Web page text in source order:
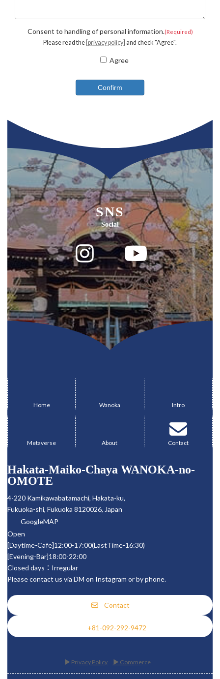
Consent to handling of personal information.(Required)
Please read the [privacy policy] and check "Agree".
Agree
SNS
Social
ア
イ
コ
ン
リ
ン
ク
ア
イ
コ
ン
リ
ン
ク
ア
イ
コ
ン
リ
ン
ク
Home
グ
ル
ー
プ
リ
ン
ク
Wanoka
グ
ル
ー
プ
リ
ン
ク
Intro
グ
ル
ー
プ
リ
ン
ク
Metaverse
グ
ル
ー
プ
ン
ク
About
グ
ル
ー
プ
ン
Contact
グ
ル
ー
プ
ン
Hakata-Maiko-Chaya WANOKA-no-
OMOTE
4-220 Kamikawabatamachi, Hakata-ku,
Fukuoka-shi, Fukuoka 8120026, Japan
GoogleMAP
Open
[Daytime-Cafe]12:00-17:00(LastTime-16:30)
[Evening-Bar]18:00-22:00
Closed days：Irregular
Please contact us via DM on Instagram or by phone.
Contact
+81-092-292-9472
▶ Privacy Policy ▶ Commerce